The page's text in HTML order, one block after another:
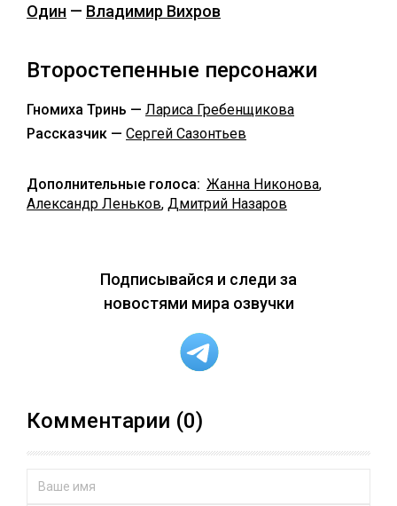
Один — Владимир Вихров
Второстепенные персонажи
Гномиха Тринь — Лариса Гребенщикова
Рассказчик — Сергей Сазонтьев
Дополнительные голоса: Жанна Никонова,
Александр Леньков, Дмитрий Назаров
Подписывайся и следи за
новостями мира озвучки
Комментарии (0)